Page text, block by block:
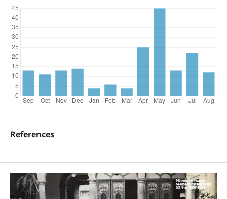
References